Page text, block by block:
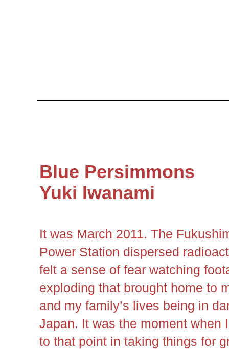
Blue Persimmons
Yuki Iwanami
It was March 2011. The
Power Station dispersed
felt a sense of fear watching
exploding that brought home to
and my family’s lives being in
Japan. It was the moment when
to that point in taking things for